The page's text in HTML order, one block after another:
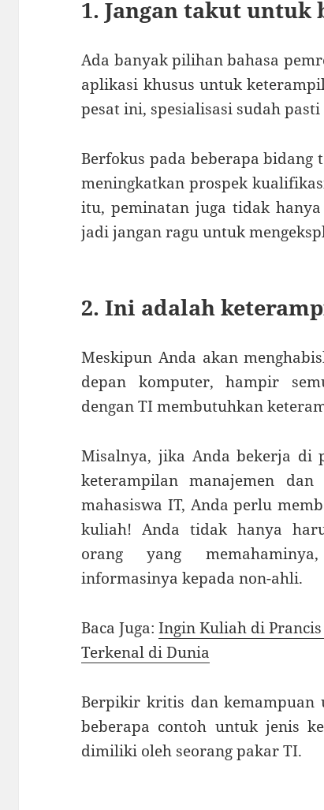
1. Jangan takut untuk
Ada banyak pilihan bahasa
aplikasi khusus untuk
pesat ini, spesialisasi sudah
Berfokus pada beberapa bidang
meningkatkan prospek
itu, peminatan juga tidak
jadi jangan ragu untuk
2. Ini adalah
Meskipun Anda akan
depan komputer, hampir
dengan TI membutuhkan
Misalnya, jika Anda bekerja di
keterampilan manajemen
mahasiswa IT, Anda perlu
kuliah! Anda tidak hanya
orang yang
informasinya kepada non-ahli.
Baca Juga:Ingin Kuliah di
Terkenal di Dunia
Berpikir kritis dan
beberapa contoh untuk jenis
dimiliki oleh seorang pakar TI.